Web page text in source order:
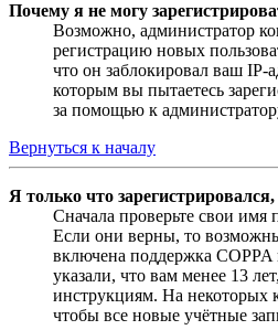
Почему я не могу
Возможно, администратор
регистрацию новых
что он заблокировал ваш IP-
которым вы пытаетесь
за помощью к
Вернуться к началу
Я только что
Сначала проверьте свои имя
Если они верны, то
включена поддержка
указали, что вам менее 13
инструкциям. На некоторых
чтобы все новые учётные